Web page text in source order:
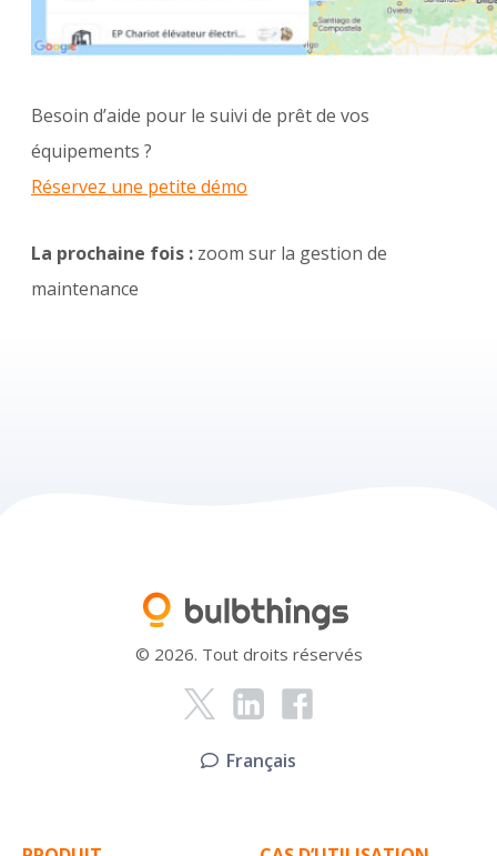
Besoin d’aide pour le suivi de prêt de vos
équipements ?
Réservez une petite démo
La prochaine fois : zoom sur la gestion de
maintenance
© 2026. Tout droits réservés
Français